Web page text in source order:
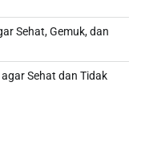
Sehat, Gemuk, dan
Sehat dan Tidak